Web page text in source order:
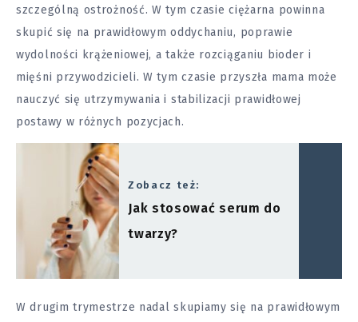
szczególną ostrożność. W tym czasie ciężarna powinna
skupić się na prawidłowym oddychaniu, poprawie
wydolności krążeniowej, a także rozciąganiu bioder i
mięśni przywodzicieli. W tym czasie przyszła mama może
nauczyć się utrzymywania i stabilizacji prawidłowej
postawy w różnych pozycjach.
Zobacz też:
Jak stosować serum do
twarzy?
W drugim trymestrze nadal skupiamy się na prawidłowym